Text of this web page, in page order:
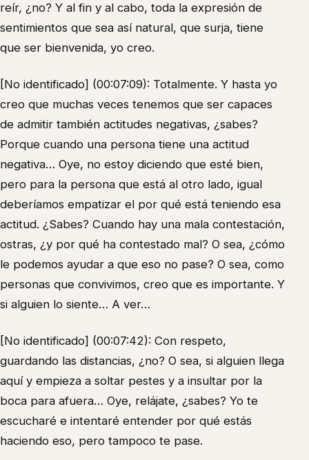
reír, ¿no? Y al fin y al cabo, toda la expresión de
sentimientos que sea así natural, que surja, tiene
que ser bienvenida, yo creo.
[No identificado] (00:07:09): Totalmente. Y hasta yo
creo que muchas veces tenemos que ser capaces
de admitir también actitudes negativas, ¿sabes?
Porque cuando una persona tiene una actitud
negativa… Oye, no estoy diciendo que esté bien,
pero para la persona que está al otro lado, igual
deberíamos empatizar el por qué está teniendo esa
actitud. ¿Sabes? Cuando hay una mala contestación,
ostras, ¿y por qué ha contestado mal? O sea, ¿cómo
le podemos ayudar a que eso no pase? O sea, como
personas que convivimos, creo que es importante. Y
si alguien lo siente… A ver…
[No identificado] (00:07:42): Con respeto,
guardando las distancias, ¿no? O sea, si alguien llega
aquí y empieza a soltar pestes y a insultar por la
boca para afuera… Oye, relájate, ¿sabes? Yo te
escucharé e intentaré entender por qué estás
haciendo eso, pero tampoco te pase.